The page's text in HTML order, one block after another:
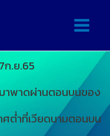
ก.ย.65
าพาดผ่านตอนบนของ
ศต่ำที่เวียดนามตอนบน